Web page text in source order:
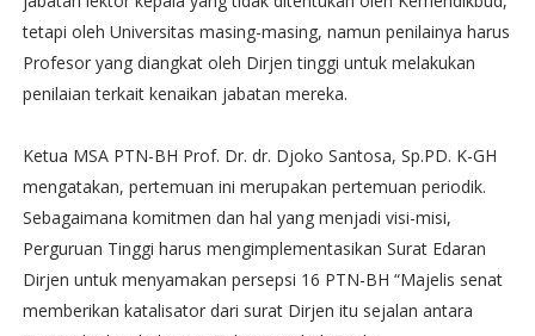
tetapi oleh Universitas masing-masing, namun penilainya harus
Profesor yang diangkat oleh Dirjen tinggi untuk melakukan
penilaian terkait kenaikan jabatan mereka.
Ketua MSA PTN-BH Prof. Dr. dr. Djoko Santosa, Sp.PD. K-GH
mengatakan, pertemuan ini merupakan pertemuan periodik.
Sebagaimana komitmen dan hal yang menjadi visi-misi,
Perguruan Tinggi harus mengimplementasikan Surat Edaran
Dirjen untuk menyamakan persepsi 16 PTN-BH “Majelis senat
memberikan katalisator dari surat Dirjen itu sejalan antara